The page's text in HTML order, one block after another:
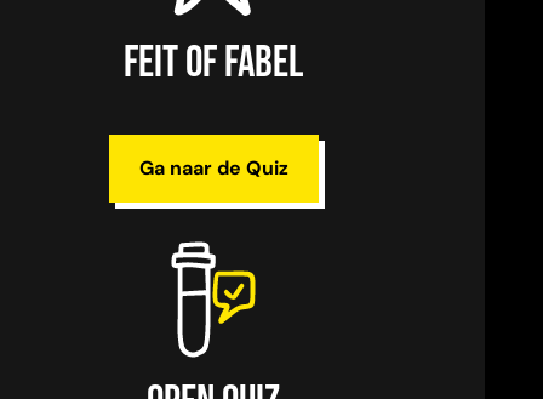
Feit of Fabel
Ga naar de Quiz